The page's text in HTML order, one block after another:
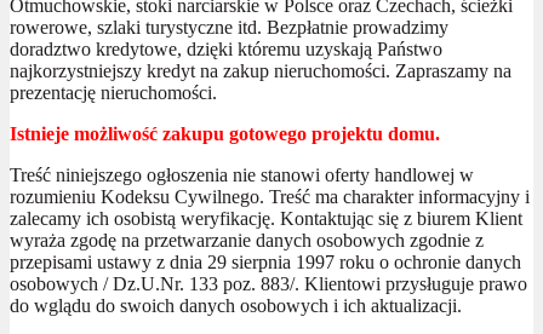
Otmuchowskie, stoki narciarskie w Polsce oraz Czechach, ścieżki
rowerowe, szlaki turystyczne itd. Bezpłatnie prowadzimy
doradztwo kredytowe, dzięki któremu uzyskają Państwo
najkorzystniejszy kredyt na zakup nieruchomości. Zapraszamy na
prezentację nieruchomości.
Istnieje możliwość zakupu gotowego projektu domu.
Treść niniejszego ogłoszenia nie stanowi oferty handlowej w
rozumieniu Kodeksu Cywilnego. Treść ma charakter informacyjny i
zalecamy ich osobistą weryfikację. Kontaktując się z biurem Klient
wyraża zgodę na przetwarzanie danych osobowych zgodnie z
przepisami ustawy z dnia 29 sierpnia 1997 roku o ochronie danych
osobowych / Dz.U.Nr. 133 poz. 883/. Klientowi przysługuje prawo
do wglądu do swoich danych osobowych i ich aktualizacji.